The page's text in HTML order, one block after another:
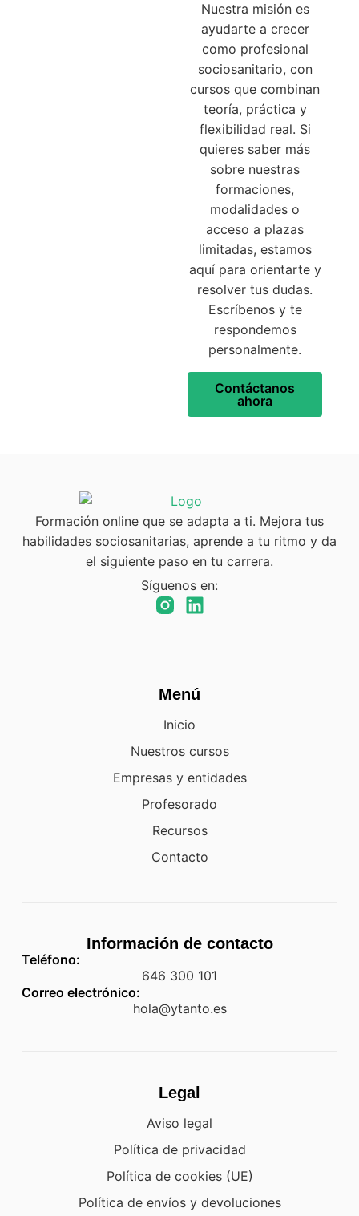
Nuestra misión es
ayudarte a crecer
como profesional
sociosanitario, con
cursos que combinan
teoría, práctica y
flexibilidad real. Si
quieres saber más
sobre nuestras
formaciones,
modalidades o
acceso a plazas
limitadas, estamos
aquí para orientarte y
resolver tus dudas.
Escríbenos y te
respondemos
personalmente.
Contáctanos
ahora
Formación online que se adapta a ti. Mejora tus
habilidades sociosanitarias, aprende a tu ritmo y da
el siguiente paso en tu carrera.
Síguenos en:
Menú
Inicio
Nuestros cursos
Empresas y entidades
Profesorado
Recursos
Contacto
Información de contacto
Teléfono:
646 300 101
Correo electrónico:
hola@ytanto.es
Legal
Aviso legal
Política de privacidad
Política de cookies (UE)
Política de envíos y devoluciones